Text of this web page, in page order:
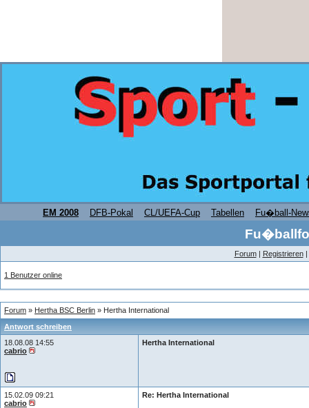
EM 2008 DFB-Pokal CL/UEFA-Cup Tabellen Fu�ball-
Forum| Registrieren|
1 Benutzer online
Forum » Hertha BSC Berlin » Hertha International
Antwort schreiben
18.08.08 14:55
cabrio
Hertha International
15.02.09 09:21
cabrio
Re: Hertha International